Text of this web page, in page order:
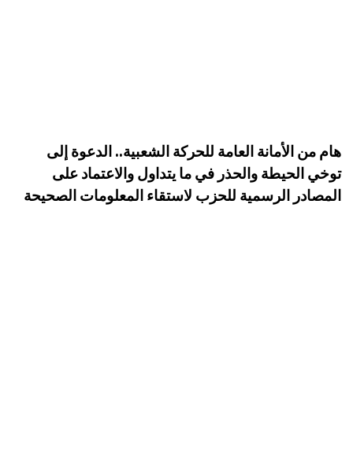
هام من الأمانة العامة للحركة الشعبية.. الدعوة إلى
توخي الحيطة والحذر في ما يتداول والاعتماد على
المصادر الرسمية للحزب لاستقاء المعلومات الصحيحة